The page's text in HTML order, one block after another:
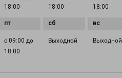
18:00
18:00
18:00
с 09:00 до
18:00
Выходной Выходной